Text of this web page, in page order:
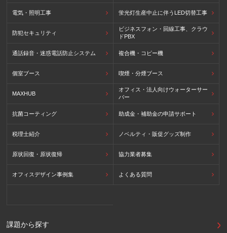
電気・照明工事 蛍光灯生産中止に伴うLED切替工事
防犯セキュリティ
ビジネスフォン・回線工事、クラウ
ドPBX
通話録音・迷惑電話防止システム 複合機・コピー機
個室ブース 喫煙・分煙ブース
MAXHUB
オフィス・法人向けウォーターサー
バー
抗菌コーティング 助成金・補助金の申請サポート
税理士紹介 ノベルティ・販促グッズ制作
原状回復・原状復帰 協力業者募集
オフィスデザイン事例集 よくある質問
課題から探す